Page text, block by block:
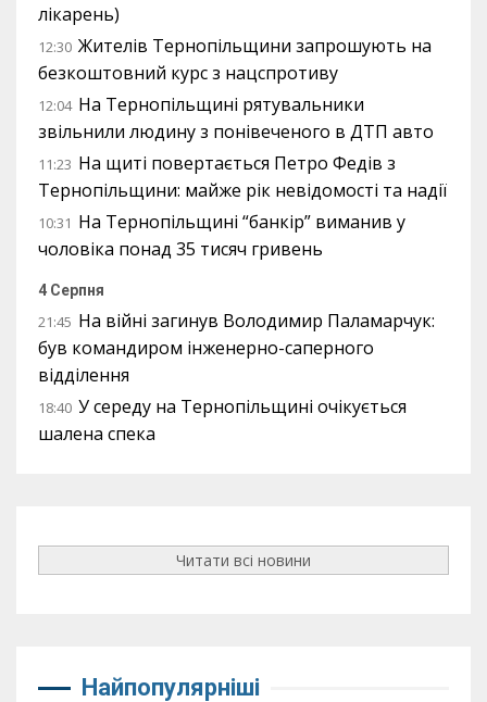
лікарень)
12:30 Жителів Тернопільщини запрошують на
безкоштовний курс з нацспротиву
12:04 На Тернопільщині рятувальники
звільнили людину з понівеченого в ДТП авто
11:23 На щиті повертається Петро Федів з
Тернопільщини: майже рік невідомості та надії
10:31 На Тернопільщині “банкір” виманив у
чоловіка понад 35 тисяч гривень
4 Серпня
21:45 На війні загинув Володимир Паламарчук:
був командиром інженерно-саперного
відділення
18:40 У середу на Тернопільщині очікується
шалена спека
Читати всі новини
Найпопулярніші